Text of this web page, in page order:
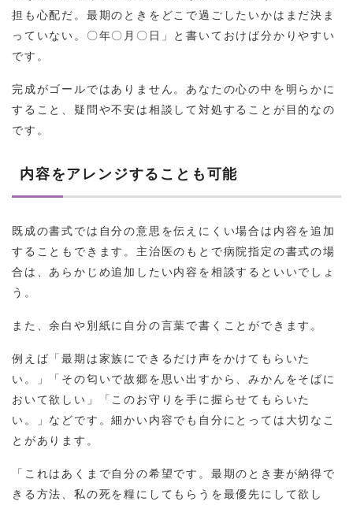
担も心配だ。最期のときをどこで過ごしたいかはまだ決ま
っていない。〇年〇月〇日」と書いておけば分かりやすい
です。
完成がゴールではありません。あなたの心の中を明らかに
すること、疑問や不安は相談して対処することが目的なの
です。
内容をアレンジすることも可能
既成の書式では自分の意思を伝えにくい場合は内容を追加
することもできます。主治医のもとで病院指定の書式の場
合は、あらかじめ追加したい内容を相談するといいでしょ
う。
また、余白や別紙に自分の言葉で書くことができます。
例えば「最期は家族にできるだけ声をかけてもらいた
い。」「その匂いで故郷を思い出すから、みかんをそばに
おいて欲しい」「このお守りを手に握らせてもらいた
い。」などです。細かい内容でも自分にとっては大切なこ
とがあります。
「これはあくまで自分の希望です。最期のとき妻が納得で
きる方法、私の死を糧にしてもらうを最優先にして欲し